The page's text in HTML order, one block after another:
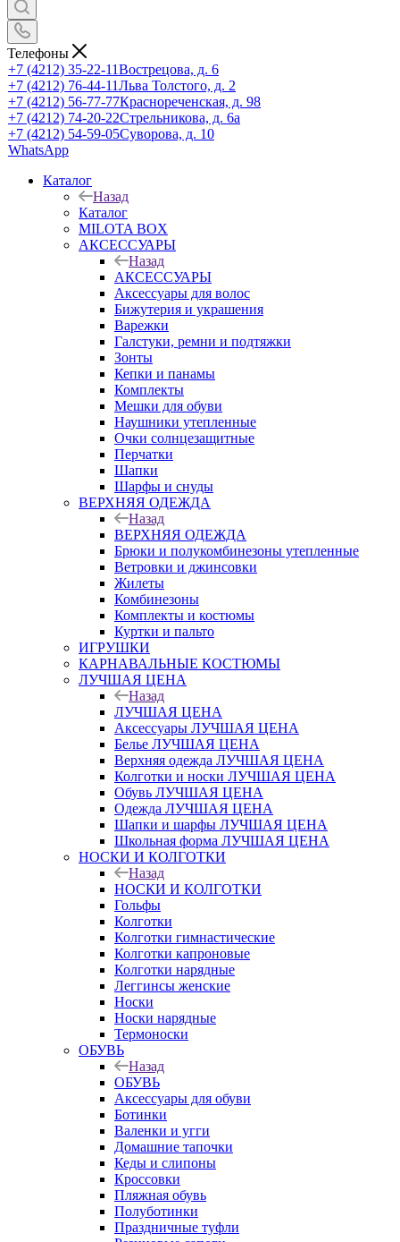
Телефоны
+7 (4212) 35-22-11Вострецова, д. 6
+7 (4212) 76-44-11Льва Толстого, д. 2
+7 (4212) 56-77-77Краснореченская, д. 98
+7 (4212) 74-20-22Стрельникова, д. 6а
+7 (4212) 54-59-05Суворова, д. 10
WhatsApp
Каталог
Назад
Каталог
MILOTA BOX
АКСЕССУАРЫ
Назад
АКСЕССУАРЫ
Аксессуары для волос
Бижутерия и украшения
Варежки
Галстуки, ремни и подтяжки
Зонты
Кепки и панамы
Комплекты
Мешки для обуви
Наушники утепленные
Очки солнцезащитные
Перчатки
Шапки
Шарфы и снуды
ВЕРХНЯЯ ОДЕЖДА
Назад
ВЕРХНЯЯ ОДЕЖДА
Брюки и полукомбинезоны утепленные
Ветровки и джинсовки
Жилеты
Комбинезоны
Комплекты и костюмы
Куртки и пальто
ИГРУШКИ
КАРНАВАЛЬНЫЕ КОСТЮМЫ
ЛУЧШАЯ ЦЕНА
Назад
ЛУЧШАЯ ЦЕНА
Аксессуары ЛУЧШАЯ ЦЕНА
Белье ЛУЧШАЯ ЦЕНА
Верхняя одежда ЛУЧШАЯ ЦЕНА
Колготки и носки ЛУЧШАЯ ЦЕНА
Обувь ЛУЧШАЯ ЦЕНА
Одежда ЛУЧШАЯ ЦЕНА
Шапки и шарфы ЛУЧШАЯ ЦЕНА
Школьная форма ЛУЧШАЯ ЦЕНА
НОСКИ И КОЛГОТКИ
Назад
НОСКИ И КОЛГОТКИ
Гольфы
Колготки
Колготки гимнастические
Колготки капроновые
Колготки нарядные
Леггинсы женские
Носки
Носки нарядные
Термоноски
ОБУВЬ
Назад
ОБУВЬ
Аксессуары для обуви
Ботинки
Валенки и угги
Домашние тапочки
Кеды и слипоны
Кроссовки
Пляжная обувь
Полуботинки
Праздничные туфли